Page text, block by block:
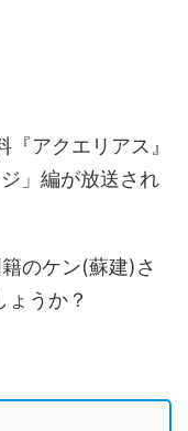
アクエリアス』
」編が放送され
のケン(蘇建)さ
うか？